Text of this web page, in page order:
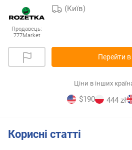
Продавець:
777Market
(Київ)
Перейти
Ціни в інших
$190 444 zł
Корисні статті